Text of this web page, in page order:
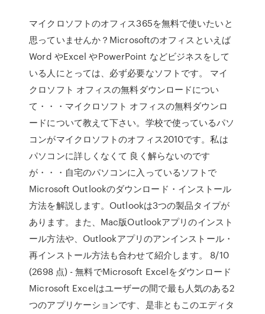
マイクロソフトのオフィス365を無料で使いたいと
思っていませんか？Microsoftのオフィスといえば
Word やExcel やPowerPoint などビジネスをして
いる人にとっては、必ず必要なソフトです。 マイ
クロソフト オフィスの無料ダウンロードについ
て・・・マイクロソフト オフィスの無料ダウンロ
ードについて教えて下さい。学校で使っているパソ
コンがマイクロソフトのオフィス2010です。私は
パソコンに詳しくなくて 良く解らないのです
が・・・自宅のパソコンに入っているソフトで
Microsoft Outlookのダウンロード・インストール
方法を解説します。Outlookは3つの製品タイプが
あります。また、Mac版Outlookアプリのインスト
ール方法や、Outlookアプリのアンインストール・
再インストール方法も合わせて紹介します。 8/10
(2698 点) - 無料でMicrosoft Excelをダウンロード
Microsoft Excelはユーザーの間で最も人気のある2
つのアプリケーションです、是非ともこのエディタ